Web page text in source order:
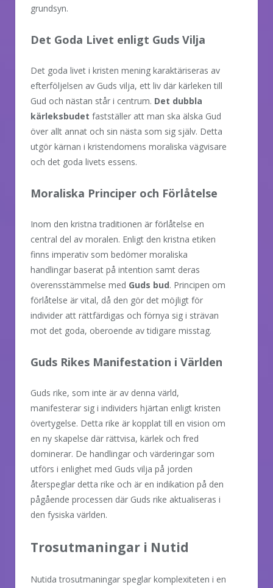
grundsyn.
Det Goda Livet enligt Guds Vilja
Det goda livet i kristen mening karaktäriseras av
efterföljelsen av Guds vilja, ett liv där kärleken till
Gud och nästan står i centrum. Det dubbla
kärleksbudet fastställer att man ska älska Gud
över allt annat och sin nästa som sig själv. Detta
utgör kärnan i kristendomens moraliska vägvisare
och det goda livets essens.
Moraliska Principer och Förlåtelse
Inom den kristna traditionen är förlåtelse en
central del av moralen. Enligt den kristna etiken
finns imperativ som bedömer moraliska
handlingar baserat på intention samt deras
överensstämmelse med Guds bud. Principen om
förlåtelse är vital, då den gör det möjligt för
individer att rättfärdigas och förnya sig i strävan
mot det goda, oberoende av tidigare misstag.
Guds Rikes Manifestation i Världen
Guds rike, som inte är av denna värld,
manifesterar sig i individers hjärtan enligt kristen
övertygelse. Detta rike är kopplat till en vision om
en ny skapelse där rättvisa, kärlek och fred
dominerar. De handlingar och värderingar som
utförs i enlighet med Guds vilja på jorden
återspeglar detta rike och är en indikation på den
pågående processen där Guds rike aktualiseras i
den fysiska världen.
Trosutmaningar i Nutid
Nutida trosutmaningar speglar komplexiteten i en